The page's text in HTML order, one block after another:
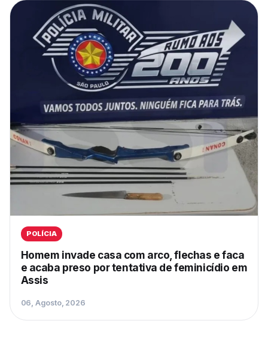
POLÍCIA
Homem invade casa com arco, flechas e faca
e acaba preso por tentativa de feminicídio em
Assis
06, Agosto, 2026